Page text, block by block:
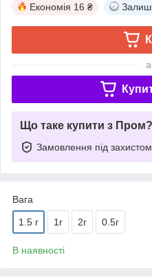
Економія 16 ₴
Що таке купити з Пром?
Замовлення під захистом
Вага
1.5 г 1г 2г 0.5г
В наявності